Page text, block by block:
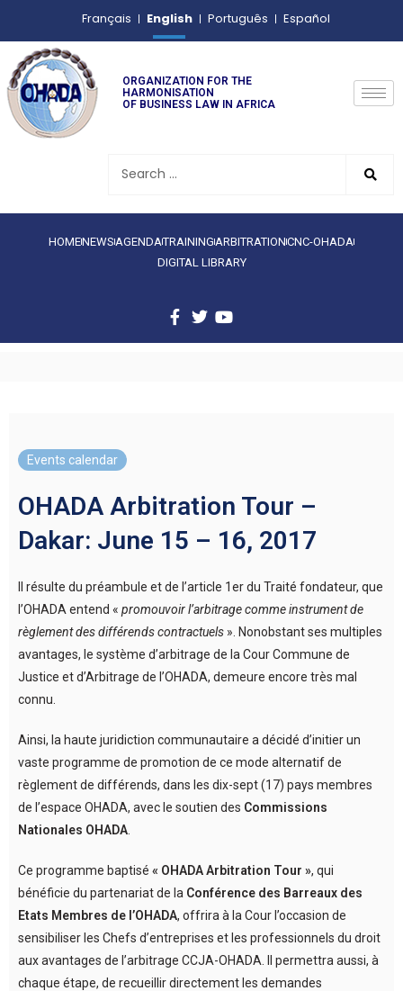
Français English Português Español
ORGANIZATION FOR THE
HARMONISATION
OF BUSINESS LAW IN AFRICA
HOMENEWS AGENDATRAINING ARBITRATIONCNC-OHADA
DIGITAL LIBRARY
Events calendar
OHADA Arbitration Tour –
Dakar: June 15 – 16, 2017
Il résulte du préambule et de l’article 1er du Traité fondateur, que
l’OHADA entend « promouvoir l’arbitrage comme instrument de
règlement des différends contractuels ». Nonobstant ses multiples
avantages, le système d’arbitrage de la Cour Commune de
Justice et d’Arbitrage de l’OHADA, demeure encore très mal
connu.
Ainsi, la haute juridiction communautaire a décidé d’initier un
vaste programme de promotion de ce mode alternatif de
règlement de différends, dans les dix-sept (17) pays membres
de l’espace OHADA, avec le soutien des Commissions
Nationales OHADA
Ce programme baptisé « OHADA Arbitration Tour », qui
bénéficie du partenariat de la Conférence des Barreaux des
Etats Membres de l’OHADA, offrira à la Cour l’occasion de
sensibiliser les Chefs d’entreprises et les professionnels du droit
aux avantages de l’arbitrage CCJA-OHADA. Il permettra aussi, à
chaque étape, de recueillir directement les demandes